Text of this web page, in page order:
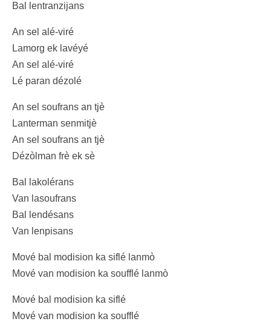
Bal lentranzijans
An sel alé-viré
Lamorg ek lavéyé
An sel alé-viré
Lé paran dézolé
An sel soufrans an tjè
Lanterman senmitjè
An sel soufrans an tjè
Dézòlman frè ek sè
Bal lakolérans
Van lasoufrans
Bal lendésans
Van lenpisans
Mové bal modision ka siflé lanmò
Mové van modision ka soufflé lanmò
Mové bal modision ka siflé
Mové van modision ka soufflé